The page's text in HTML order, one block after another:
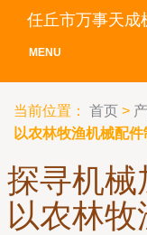
任丘市万事天成
MENU
当前位置： 首页 >
以农林牧渔机械配件
探寻机械
以农林